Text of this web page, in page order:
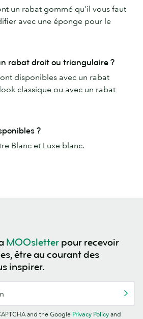
un rabat gommé qu’il vous faut
avec une éponge pour le
rabat droit ou triangulaire ?
disponibles avec un rabat
classique ou avec un rabat
?
Blanc et Luxe blanc.
MOOsletter pour recevoir
être au courant des
inspirer.
and the Google Privacy Policy and